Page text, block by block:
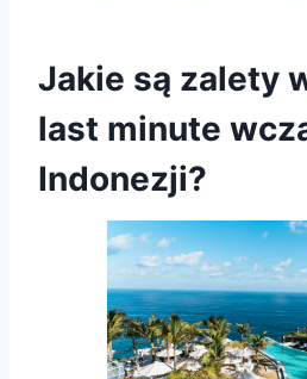
Jakie są zalety
last minute
Indonezji?